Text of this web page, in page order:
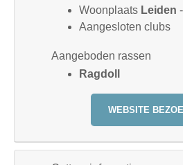
Woonplaats Leiden -
Aangesloten clubs
Aangeboden rassen
Ragdoll
WEBSITE